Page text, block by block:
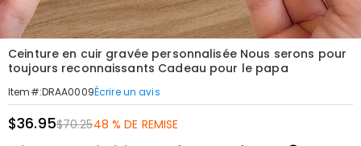
Ceinture en cuir gravée personnalisée Nous serons pour
toujours reconnaissants Cadeau pour le papa
Item#:DRAA0009Écrire un avis
$36.95$70.2548 % DE REMISE